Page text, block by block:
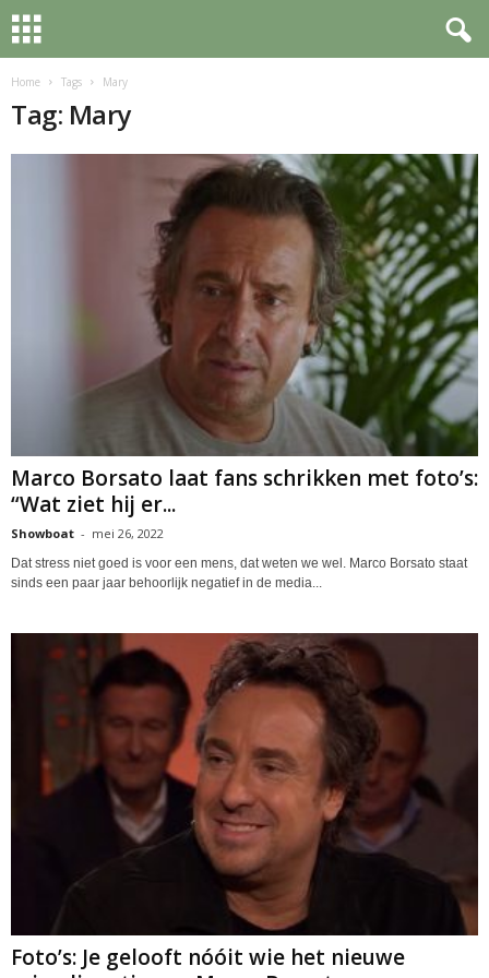
Home Tags Mary
Tag: Mary
Marco Borsato laat fans schrikken met foto’s:
“Wat ziet hij er...
Showboat - mei 26, 2022
Dat stress niet goed is voor een mens, dat weten we wel. Marco Borsato staat
sinds een paar jaar behoorlijk negatief in de media...
Foto’s: Je gelooft nóóit wie het nieuwe